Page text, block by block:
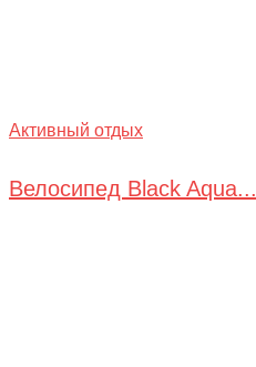
Активный отдых
Велосипед Black Aqua...